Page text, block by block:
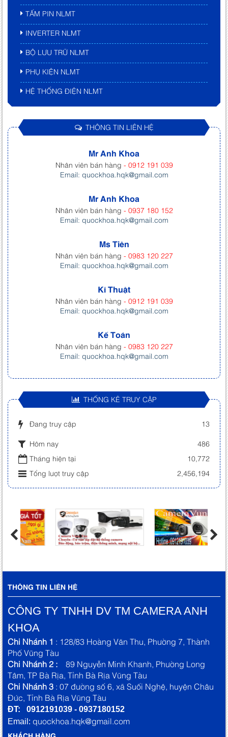
TẤM PIN NLMT
INVERTER NLMT
BỘ LƯU TRỮ NLMT
PHỤ KIỆN NLMT
HỆ THỐNG ĐIỆN NLMT
THÔNG TIN LIÊN HỆ
Mr Anh Khoa
Nhân viên bán hàng - 0912 191 039
Email: quockhoa.hqk@gmail.com
Mr Anh Khoa
Nhân viên bán hàng - 0937 180 152
Email: quockhoa.hqk@gmail.com
Ms Tiên
Nhân viên bán hàng - 0983 120 227
Email: quockhoa.hqk@gmail.com
Kĩ Thuật
Nhân viên bán hàng - 0912 191 039
Email: quockhoa.hqk@gmail.com
Kế Toán
Nhân viên bán hàng - 0983 120 227
Email: quockhoa.hqk@gmail.com
THỐNG KÊ TRUY CẬP
Đang truy cập 13
Hôm nay
486
Tháng hiện tại
10,772
Tổng lượt truy cập
2,456,194
THÔNG TIN LIÊN HỆ
CÔNG TY TNHH DV TM CAMERA ANH
KHOA
Chi Nhánh 1 : 128/83 Hoàng Văn Thu, Phường 7, Thành
Phố Vũng Tàu
Chi Nhánh 2 : 89 Nguyễn Minh Khanh, Phường Long
Tâm, TP Bà Rịa, Tỉnh Bà Rịa Vũng Tàu
Chi Nhánh 3 : 07 đường số 6, xã Suối Nghệ, huyện Châu
Đức, Tỉnh Bà Rịa Vũng Tàu
ĐT: 0912191039 - 0937180152
Email: quockhoa.hqk@gmail.com